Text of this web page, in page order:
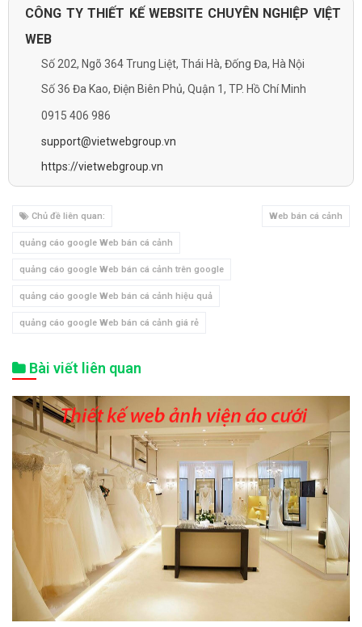
CÔNG TY THIẾT KẾ WEBSITE CHUYÊN NGHIỆP VIỆT
WEB
Số 202, Ngõ 364 Trung Liệt, Thái Hà, Đống Đa, Hà Nội
Số 36 Đa Kao, Điện Biên Phủ, Quận 1, TP. Hồ Chí Minh
0915 406 986
support@vietwebgroup.vn
https://vietwebgroup.vn
Chủ đề liên quan: Web bán cá cảnh
quảng cáo google Web bán cá cảnh
quảng cáo google Web bán cá cảnh trên google
quảng cáo google Web bán cá cảnh hiệu quả
quảng cáo google Web bán cá cảnh giá rẻ
Bài viết liên quan